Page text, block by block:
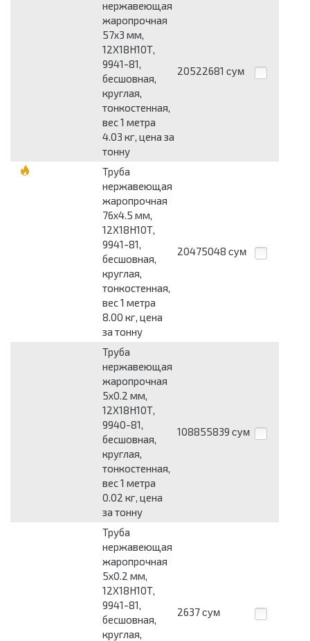
нержавеющая
жаропрочная
57x3 мм,
12Х18Н10Т,
9941-81,
бесшовная,
круглая,
тонкостенная,
вес 1 метра
4.03 кг, цена за
тонну
20522681 сум
Труба
нержавеющая
жаропрочная
76x4.5 мм,
12Х18Н10Т,
9941-81,
бесшовная,
круглая,
тонкостенная,
вес 1 метра
8.00 кг, цена
за тонну
20475048 сум
Труба
нержавеющая
жаропрочная
5x0.2 мм,
12Х18Н10Т,
9940-81,
бесшовная,
круглая,
тонкостенная,
вес 1 метра
0.02 кг, цена
за тонну
108855839 сум
Труба
нержавеющая
жаропрочная
5x0.2 мм,
12Х18Н10Т,
9941-81,
бесшовная,
круглая,
2637 сум